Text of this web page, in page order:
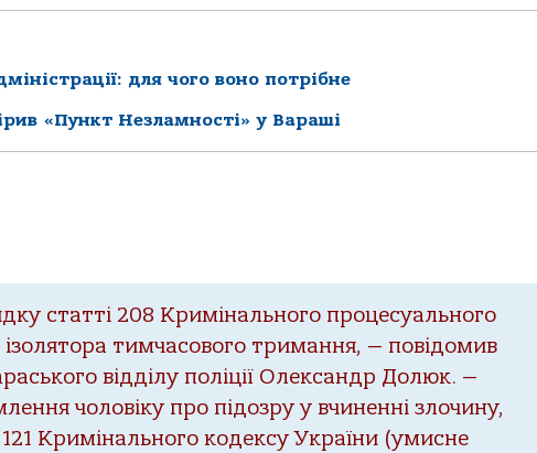
для чого воно потрібне
«Пункт Незламності» у Вараші
статті 208 Кримінального процесуального
тимчасового тримання, — повідомив
відділу поліції Олександр Долюк. —
чоловіку про підозру у вчиненні злочину,
Кримінального кодексу України (умисне